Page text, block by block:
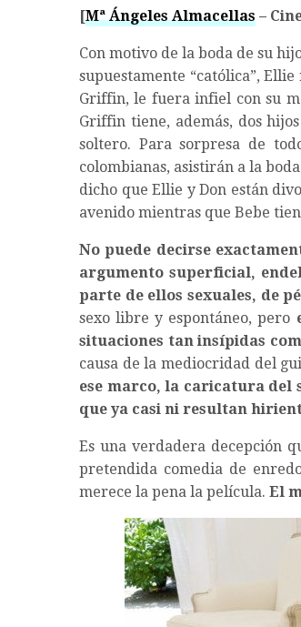
[Mª Ángeles Almacellas –
Con motivo de la boda de su
supuestamente “católica”,
Griffin, le fuera infiel con su
Griffin tiene, además, dos
soltero. Para sorpresa de
colombianas, asistirán a la
dicho que Ellie y Don están
avenido mientras que Bebe
No puede decirse
argumento superficial,
parte de ellos sexuales, de
sexo libre y espontáneo, pero
situaciones tan insípidas
causa de la mediocridad del
ese marco, la caricatura del
que ya casi ni resultan
Es una verdadera decepción
pretendida comedia de
merece la pena la película. El